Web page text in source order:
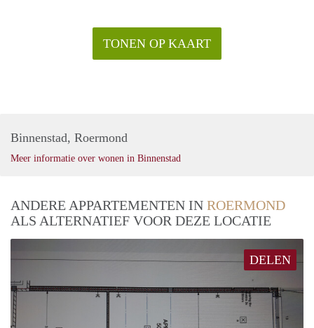
- Inkomenseis 3,5x de huur als bruto maandinkomen
- Huurperiode voor duur van 2 jaar of langer
- Inschrijven verplicht
TONEN OP KAART
Binnenstad, Roermond
Meer informatie over wonen in Binnenstad
ANDERE APPARTEMENTEN IN ROERMOND
ALS ALTERNATIEF VOOR DEZE LOCATIE
DELEN